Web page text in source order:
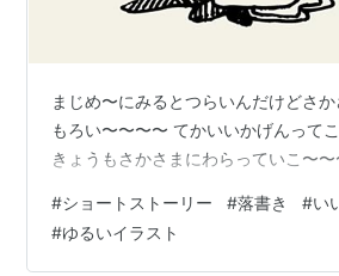
まじめ〜にみるとつらいんだけどさ
もろい〜〜〜〜 てかいいかげんって
きょうもさかさまにわらっていこ〜
#ショートストーリー #落書き #い
#ゆるいイラスト